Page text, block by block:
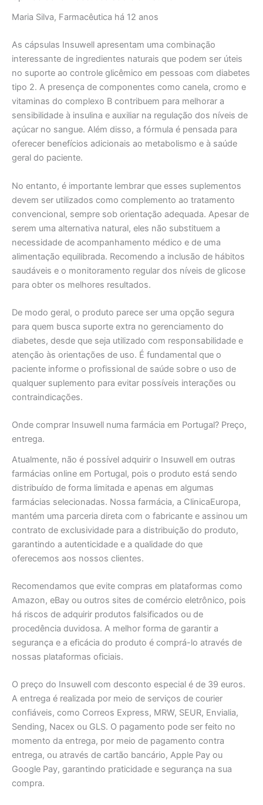
Maria Silva, Farmacêutica há 12 anos
As cápsulas Insuwell apresentam uma combinação
interessante de ingredientes naturais que podem ser úteis
no suporte ao controle glicêmico em pessoas com diabetes
tipo 2. A presença de componentes como canela, cromo e
vitaminas do complexo B contribuem para melhorar a
sensibilidade à insulina e auxiliar na regulação dos níveis de
açúcar no sangue. Além disso, a fórmula é pensada para
oferecer benefícios adicionais ao metabolismo e à saúde
geral do paciente.
No entanto, é importante lembrar que esses suplementos
devem ser utilizados como complemento ao tratamento
convencional, sempre sob orientação adequada. Apesar de
serem uma alternativa natural, eles não substituem a
necessidade de acompanhamento médico e de uma
alimentação equilibrada. Recomendo a inclusão de hábitos
saudáveis e o monitoramento regular dos níveis de glicose
para obter os melhores resultados.
De modo geral, o produto parece ser uma opção segura
para quem busca suporte extra no gerenciamento do
diabetes, desde que seja utilizado com responsabilidade e
atenção às orientações de uso. É fundamental que o
paciente informe o profissional de saúde sobre o uso de
qualquer suplemento para evitar possíveis interações ou
contraindicações.
Onde comprar Insuwell numa farmácia em Portugal? Preço,
entrega.
Atualmente, não é possível adquirir o Insuwell em outras
farmácias online em Portugal, pois o produto está sendo
distribuído de forma limitada e apenas em algumas
farmácias selecionadas. Nossa farmácia, a ClinicaEuropa,
mantém uma parceria direta com o fabricante e assinou um
contrato de exclusividade para a distribuição do produto,
garantindo a autenticidade e a qualidade do que
oferecemos aos nossos clientes.
Recomendamos que evite compras em plataformas como
Amazon, eBay ou outros sites de comércio eletrônico, pois
há riscos de adquirir produtos falsificados ou de
procedência duvidosa. A melhor forma de garantir a
segurança e a eficácia do produto é comprá-lo através de
nossas plataformas oficiais.
O preço do Insuwell com desconto especial é de 39 euros.
A entrega é realizada por meio de serviços de courier
confiáveis, como Correos Express, MRW, SEUR, Envialia,
Sending, Nacex ou GLS. O pagamento pode ser feito no
momento da entrega, por meio de pagamento contra
entrega, ou através de cartão bancário, Apple Pay ou
Google Pay, garantindo praticidade e segurança na sua
compra.